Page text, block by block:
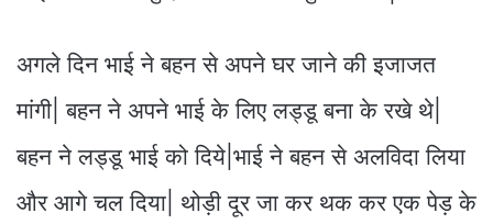
अगले दिन भाई ने बहन से अपने घर जाने की इजाजत
मांगी| बहन ने अपने भाई के लिए लड्डू बना के रखे थे|
बहन ने लड्डू भाई को दिये|भाई ने बहन से अलविदा लिया
और आगे चल दिया| थोड़ी दूर जा कर थक कर एक पेड़ के